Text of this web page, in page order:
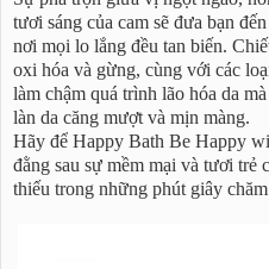
tươi sáng của cam sẽ đưa bạn
nơi mọi lo lắng đều tan biến.
oxi hóa và gừng, cùng với các
làm chậm quá trình lão hóa da
làn da căng mượt và mịn màng.
Hãy để Happy Bath Be Happy
đằng sau sự mềm mại và tươi trẻ
thiếu trong những phút giây